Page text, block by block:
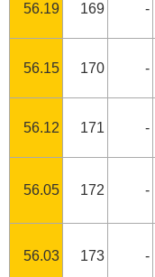
56.19 169 -
56.15 170 -
56.12 171 -
56.05 172 -
56.03 173 -